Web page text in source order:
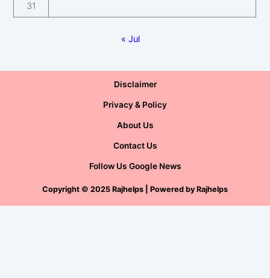
31
« Jul
Disclaimer
Privacy & Policy
About Us
Contact Us
Follow Us Google News
Copyright © 2025 Rajhelps | Powered by Rajhelps